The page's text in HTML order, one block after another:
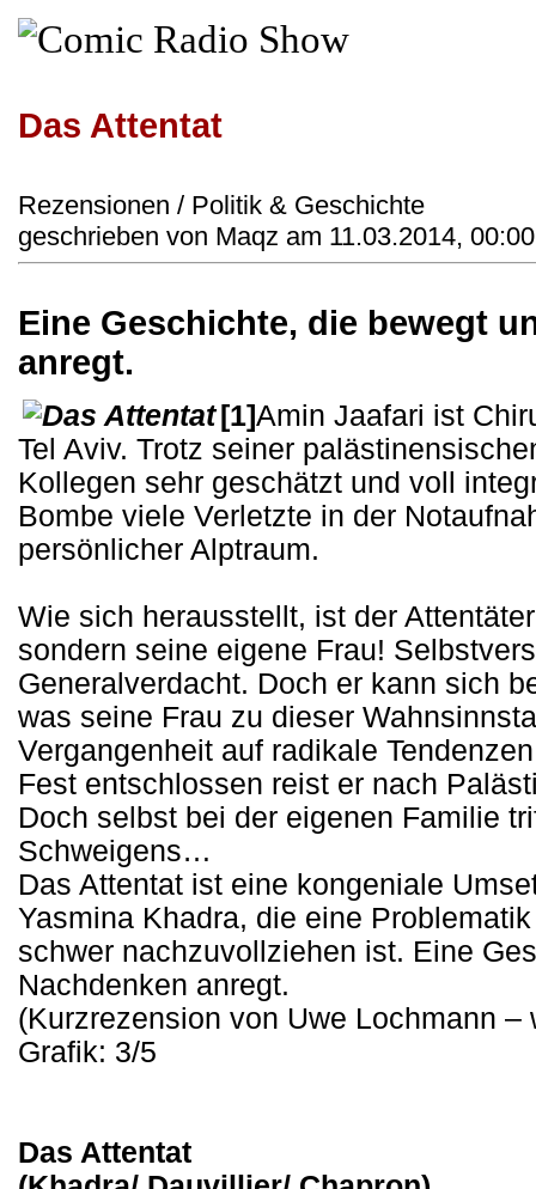
Das Attentat
Rezensionen / Politik & Geschichte
geschrieben von Maqz am 11.03.2014,
Eine Geschichte, die bewegt
anregt.
[1]Amin Jaafari ist
Tel Aviv. Trotz seiner
Kollegen sehr geschätzt und voll
Bombe viele Verletzte in der
persönlicher Alptraum.
Wie sich herausstellt, ist der
sondern seine eigene Frau!
Generalverdacht. Doch er kann sich
was seine Frau zu dieser
Vergangenheit auf radikale
Fest entschlossen reist er nach
Doch selbst bei der eigenen Familie
Schweigens…
Das Attentat ist eine kongeniale
Yasmina Khadra, die eine
schwer nachzuvollziehen ist. Eine
Nachdenken anregt.
(Kurzrezension von Uwe Lochmann
Grafik: 3/5
Das Attentat